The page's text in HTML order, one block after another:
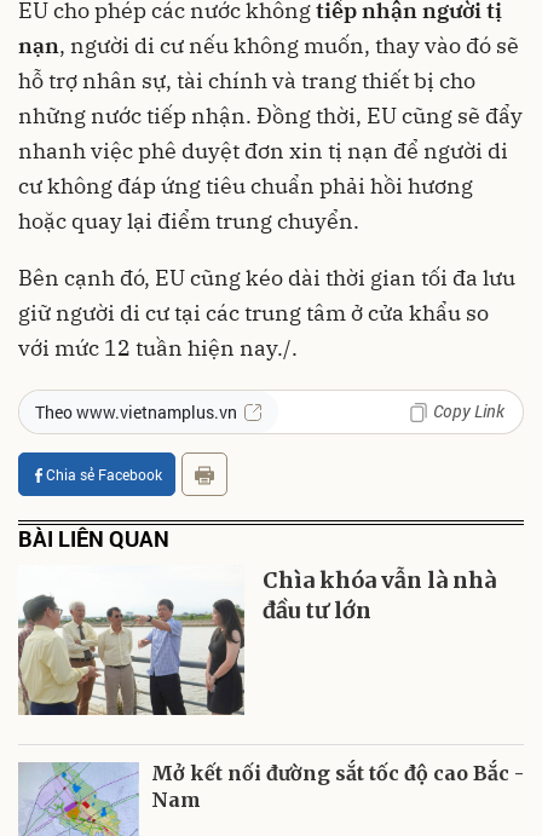
EU cho phép các nước khôngtiếp nhận người tị
nạn, người di cư nếu không muốn, thay vào đó sẽ
hỗ trợ nhân sự, tài chính và trang thiết bị cho
những nước tiếp nhận. Đồng thời, EU cũng sẽ đẩy
nhanh việc phê duyệt đơn xin tị nạn để người di
cư không đáp ứng tiêu chuẩn phải hồi hương
hoặc quay lại điểm trung chuyển.
Bên cạnh đó, EU cũng kéo dài thời gian tối đa lưu
giữ người di cư tại các trung tâm ở cửa khẩu so
với mức 12 tuần hiện nay./.
Theo www.vietnamplus.vn Copy Link
Chia sẻ Facebook
BÀI LIÊN QUAN
Chìa khóa vẫn là nhà
đầu tư lớn
Mở kết nối đường sắt tốc độ cao Bắc -
Nam